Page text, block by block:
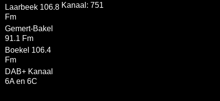
Laarbeek 106.8
Fm
Gemert-Bakel
91.1 Fm
Boekel 106.4
Fm
DAB+ Kanaal
6A en 6C
Kanaal: 751